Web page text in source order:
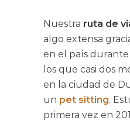
Nuestra ruta de
algo extensa
en el país
los que casi dos
en la ciudad de
un pet sitting.
primera vez en